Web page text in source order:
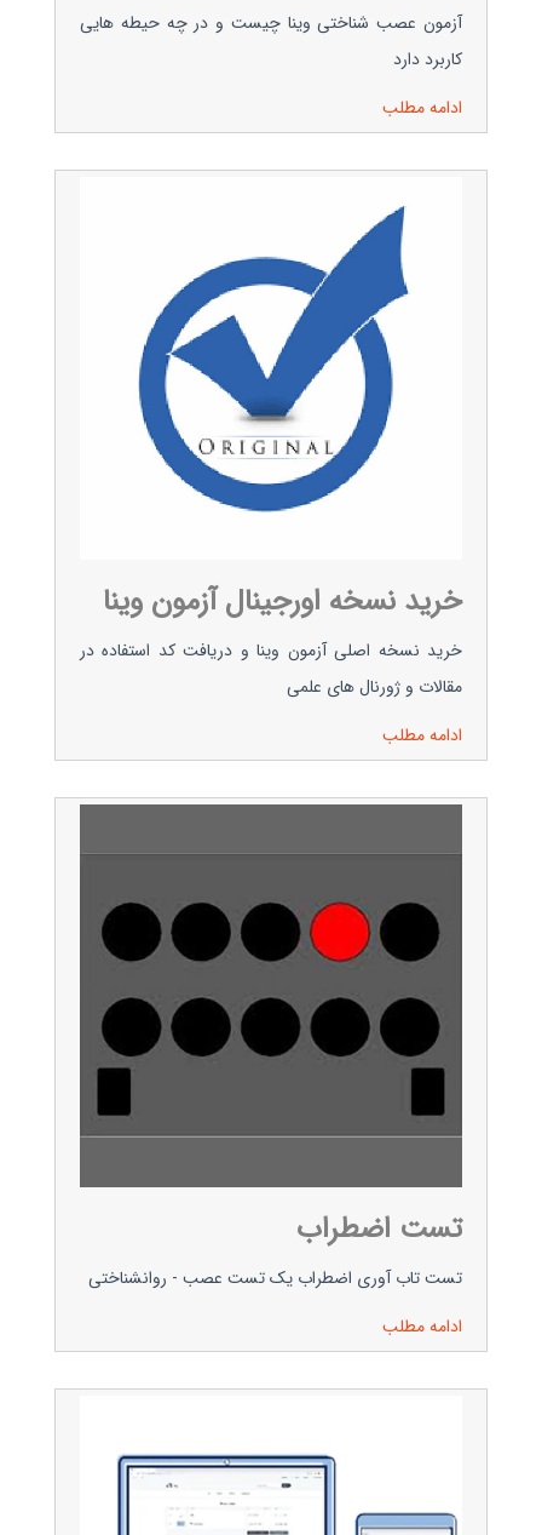
آزمون عصب شناختی وینا چیست و در چه حیطه هایی
کاربرد دارد
ادامه مطلب
خرید نسخه اورجینال آزمون وینا
خرید نسخه اصلی آزمون وینا و دریافت کد استفاده در
مقالات و ژورنال های علمی
ادامه مطلب
تست اضطراب
تست تاب آوری اضطراب یک تست عصب - روانشناختی
ادامه مطلب